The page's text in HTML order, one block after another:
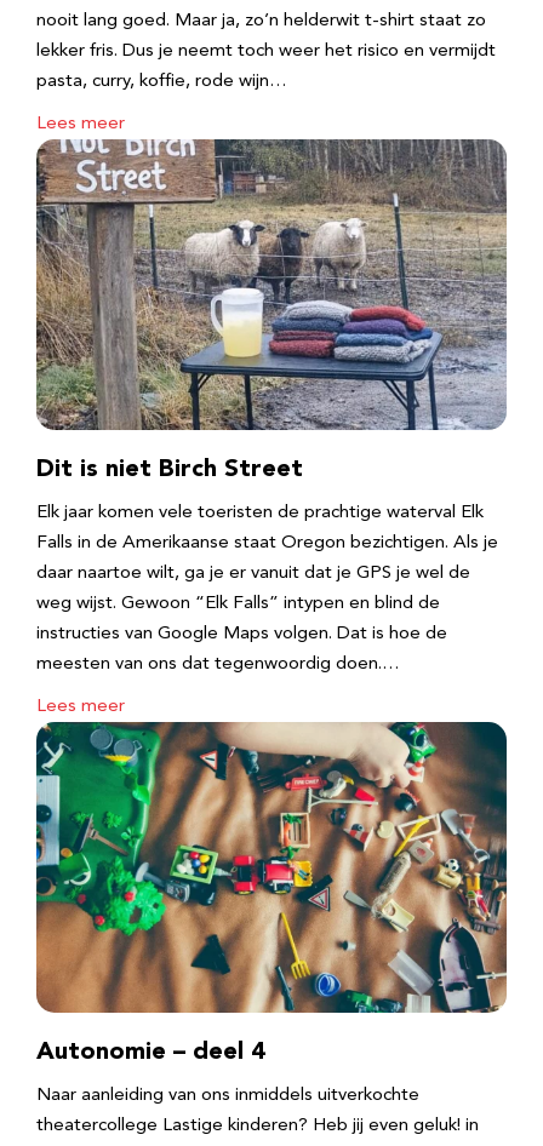
nooit lang goed. Maar ja, zo’n helderwit t-shirt staat zo
lekker fris. Dus je neemt toch weer het risico en vermijdt
pasta, curry, koffie, rode wijn…
Lees meer
Dit is niet Birch Street
Elk jaar komen vele toeristen de prachtige waterval Elk
Falls in de Amerikaanse staat Oregon bezichtigen. Als je
daar naartoe wilt, ga je er vanuit dat je GPS je wel de
weg wijst. Gewoon “Elk Falls” intypen en blind de
instructies van Google Maps volgen. Dat is hoe de
meesten van ons dat tegenwoordig doen.…
Lees meer
Autonomie – deel 4
Naar aanleiding van ons inmiddels uitverkochte
theatercollege Lastige kinderen? Heb jij even geluk! in